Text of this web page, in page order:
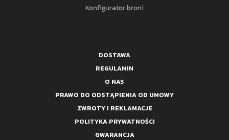
Konfigurator broni
DOSTAWA
REGULAMIN
O NAS
PRAWO DO ODSTĄPIENIA OD UMOWY
ZWROTY I REKLAMACJE
POLITYKA PRYWATNOŚCI
GWARANCJA